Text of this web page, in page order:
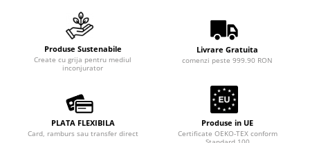
Produse Sustenabile
Create cu grija pentru mediul
inconjurator
Livrare Gratuita
comenzi peste 999.90 RON
PLATA FLEXIBILA
Card, ramburs sau transfer direct
Produse in UE
Certificate OEKO-TEX conform